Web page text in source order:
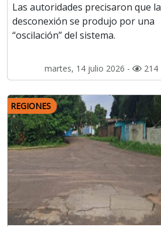
Las autoridades precisaron que la
desconexión se produjo por una
“oscilación” del sistema.
martes, 14 julio 2026 - 214
REGIONES